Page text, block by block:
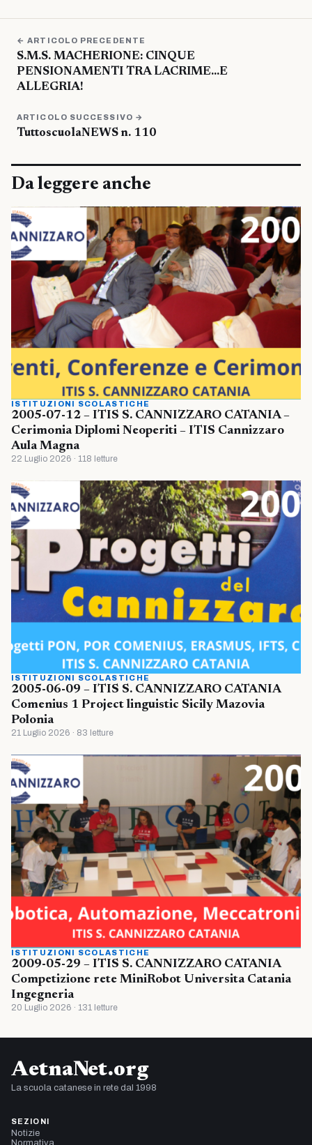
← ARTICOLO PRECEDENTE
S.M.S. MACHERIONE: CINQUE
PENSIONAMENTI TRA LACRIME…E
ALLEGRIA!
ARTICOLO SUCCESSIVO →
TuttoscuolaNEWS n. 110
Da leggere anche
ISTITUZIONI SCOLASTICHE
2005-07-12 – ITIS S. CANNIZZARO CATANIA –
Cerimonia Diplomi Neoperiti – ITIS Cannizzaro
Aula Magna
22 Luglio 2026 · 118 letture
ISTITUZIONI SCOLASTICHE
2005-06-09 – ITIS S. CANNIZZARO CATANIA
Comenius 1 Project linguistic Sicily Mazovia
Polonia
21 Luglio 2026 · 83 letture
ISTITUZIONI SCOLASTICHE
2009-05-29 – ITIS S. CANNIZZARO CATANIA
Competizione rete MiniRobot Universita Catania
Ingegneria
20 Luglio 2026 · 131 letture
AetnaNet.org
La scuola catanese in rete dal 1998
SEZIONI
Notizie
Normativa